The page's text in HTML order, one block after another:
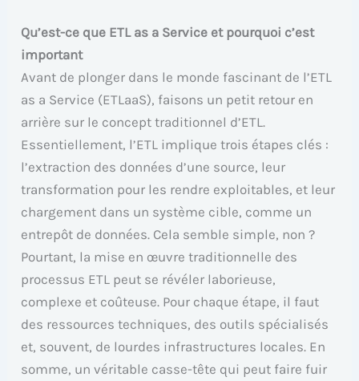
Qu’est-ce que ETL as a Service et pourquoi c’est
important
Avant de plonger dans le monde fascinant de l’ETL
as a Service (ETLaaS), faisons un petit retour en
arrière sur le concept traditionnel d’ETL.
Essentiellement, l’ETL implique trois étapes clés :
l’extraction des données d’une source, leur
transformation pour les rendre exploitables, et leur
chargement dans un système cible, comme un
entrepôt de données. Cela semble simple, non ?
Pourtant, la mise en œuvre traditionnelle des
processus ETL peut se révéler laborieuse,
complexe et coûteuse. Pour chaque étape, il faut
des ressources techniques, des outils spécialisés
et, souvent, de lourdes infrastructures locales. En
somme, un véritable casse-tête qui peut faire fuir